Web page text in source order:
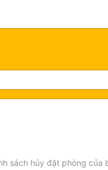
sách hủy đặt phòng của